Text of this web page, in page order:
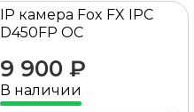
IP камера Fox FX IPC
D450FP OC
9 900 ₽
В наличии